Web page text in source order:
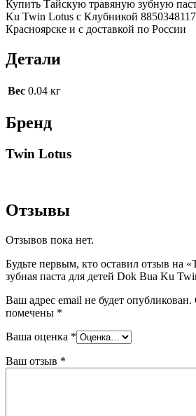
Купить Тайскую травяную зубную
Ku Twin Lotus с Клубникой
Красноярске и с доставкой по России
Детали
Вес 0.04 кг
Бренд
Twin Lotus
Отзывы
Отзывов пока нет.
Будьте первым, кто оставил отзыв на
зубная паста для детей Dok Bua Ku
Ваш адрес email не будет опубликован.
помечены *
Ваша оценка *
Ваш отзыв *